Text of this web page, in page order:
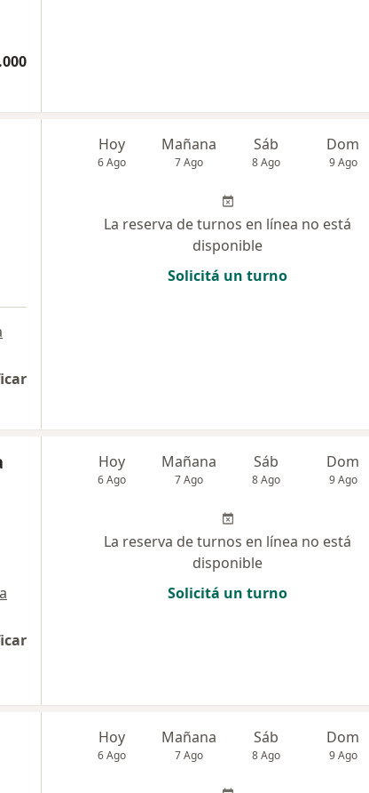
Hoy
6 Ago
Mañana
7 Ago
Sáb
8 Ago
Dom
9 Ago
La reserva de turnos en línea no está
disponible
Solicitá un turno
Hoy
6 Ago
Mañana
7 Ago
Sáb
8 Ago
Dom
9 Ago
La reserva de turnos en línea no está
disponible
Solicitá un turno
Hoy
6 Ago
Mañana
7 Ago
Sáb
8 Ago
Dom
9 Ago